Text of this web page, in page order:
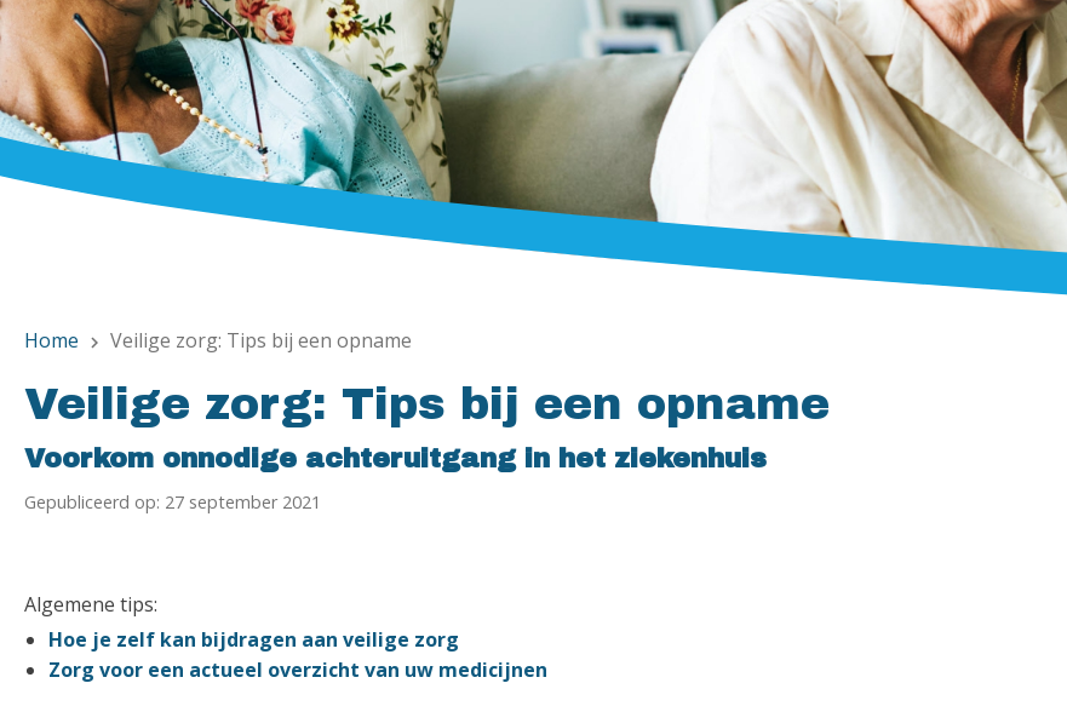
Home chevron_right Veilige zorg: Tips bij een opname
Veilige zorg: Tips bij een opname
Voorkom onnodige achteruitgang in het ziekenhuis
Gepubliceerd op: 27 september 2021
Algemene tips:
Hoe je zelf kan bijdragen aan veilige zorg
Zorg voor een actueel overzicht van uw medicijnen